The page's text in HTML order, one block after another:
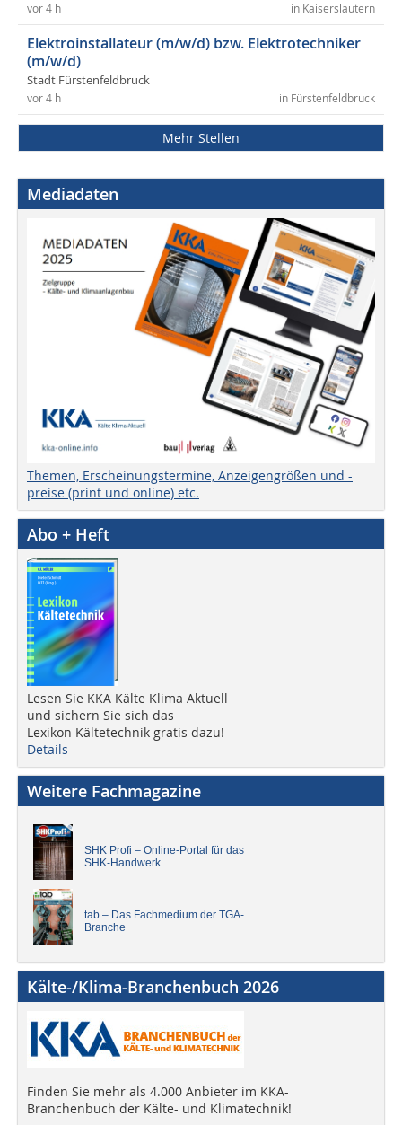
in Kaiserslautern
vor 4 h
Elektroinstallateur (m/w/d) bzw. Elektrotechniker
(m/w/d)
Stadt Fürstenfeldbruck
in Fürstenfeldbruck
vor 4 h
Mehr Stellen
Mediadaten
Themen, Erscheinungstermine, Anzeigengrößen und -
preise (print und online) etc.
Abo + Heft
Lesen Sie KKA Kälte Klima Aktuell
und sichern Sie sich das
Lexikon Kältetechnik gratis dazu!
Details
Weitere Fachmagazine
SHK Profi – Online-Portal für das
SHK-Handwerk
tab – Das Fachmedium der TGA-
Branche
Kälte-/Klima-Branchenbuch 2026
Finden Sie mehr als 4.000 Anbieter im KKA-
Branchenbuch der Kälte- und Klimatechnik!